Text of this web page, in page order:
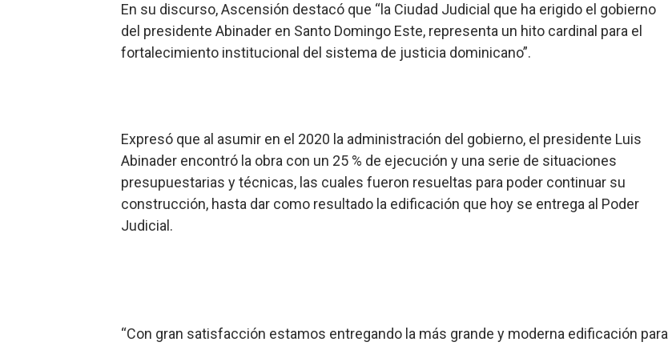
En su discurso, Ascensión destacó que “la Ciudad Judicial que ha erigido el gobierno
del presidente Abinader en Santo Domingo Este, representa un hito cardinal para el
fortalecimiento institucional del sistema de justicia dominicano”.
Expresó que al asumir en el 2020 la administración del gobierno, el presidente Luis
Abinader encontró la obra con un 25 % de ejecución y una serie de situaciones
presupuestarias y técnicas, las cuales fueron resueltas para poder continuar su
construcción, hasta dar como resultado la edificación que hoy se entrega al Poder
Judicial.
“Con gran satisfacción estamos entregando la más grande y moderna edificación para